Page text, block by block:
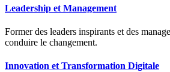
Leadership et Management
Former des leaders inspirants et des
conduire le changement.
Innovation et Transformation Digitale